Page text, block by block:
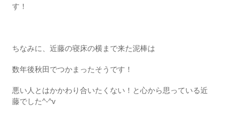
す！
ちなみに、近藤の寝床の横まで来た泥棒は
数年後秋田でつかまったそうです！
悪い人とはかかわり合いたくない！と心から思っている近
藤でした^-^v